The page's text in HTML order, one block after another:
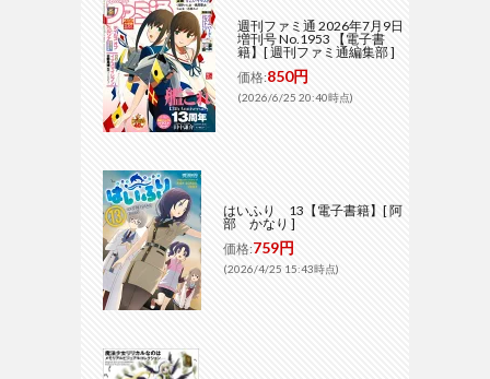
週刊ファミ通 2026年7月9日
増刊号 No.1953 【電子書
籍】[ 週刊ファミ通編集部 ]
価格:850円
(2026/6/25 20:40時点)
はいふり 13【電子書籍】[ 阿
部 かなり ]
価格:759円
(2026/4/25 15:43時点)